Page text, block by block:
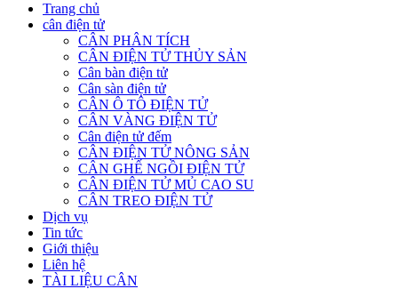
Trang chủ
cân điện tử
CÂN PHÂN TÍCH
CÂN ĐIỆN TỬ THỦY SẢN
Cân bàn điện tử
Cân sàn điện tử
CÂN Ô TÔ ĐIỆN TỬ
CÂN VÀNG ĐIỆN TỬ
Cân điện tử đếm
CÂN ĐIỆN TỬ NÔNG SẢN
CÂN GHẾ NGỒI ĐIỆN TỬ
CÂN ĐIỆN TỬ MỦ CAO SU
CÂN TREO ĐIỆN TỬ
Dịch vụ
Tin tức
Giới thiệu
Liên hệ
TÀI LIỆU CÂN